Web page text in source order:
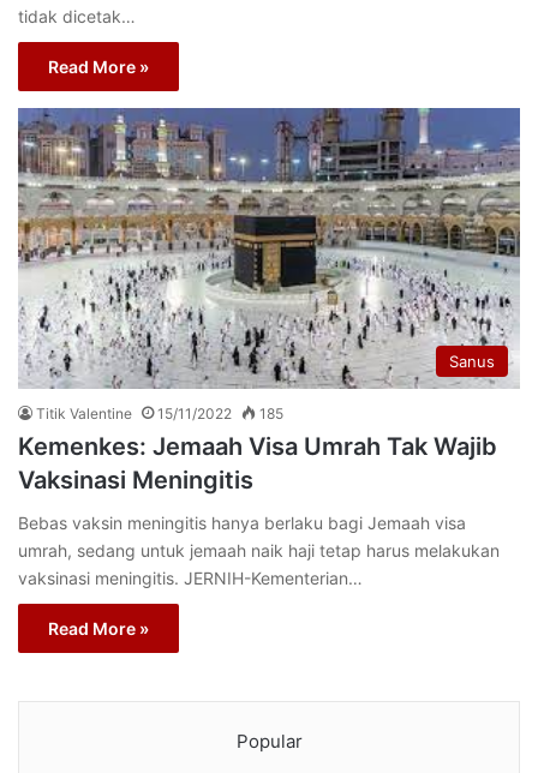
tidak dicetak…
Read More »
Sanus
Titik Valentine 15/11/2022 185
Kemenkes: Jemaah Visa Umrah Tak Wajib
Vaksinasi Meningitis
Bebas vaksin meningitis hanya berlaku bagi Jemaah visa
umrah, sedang untuk jemaah naik haji tetap harus melakukan
vaksinasi meningitis. JERNIH-Kementerian…
Read More »
Popular